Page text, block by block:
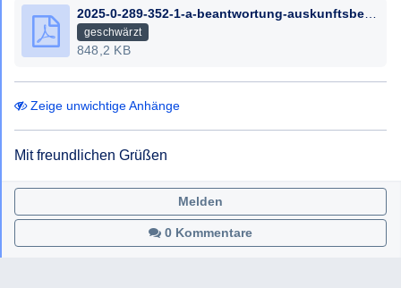
geschwärzt
848,2 KB
Zeige unwichtige Anhänge
Mit freundlichen Grüßen
0 Kommentare
Melden